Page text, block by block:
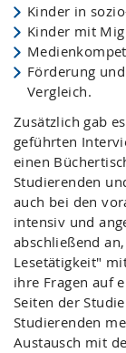
Kinder in
Kinder mit
Förderung
Vergleich.
Zusätzlich gab
geführten
einen
Studierenden
auch bei den
intensiv und
abschließend
Lesetätigkeit"
ihre Fragen auf
Seiten der
Studierenden
Austausch mit